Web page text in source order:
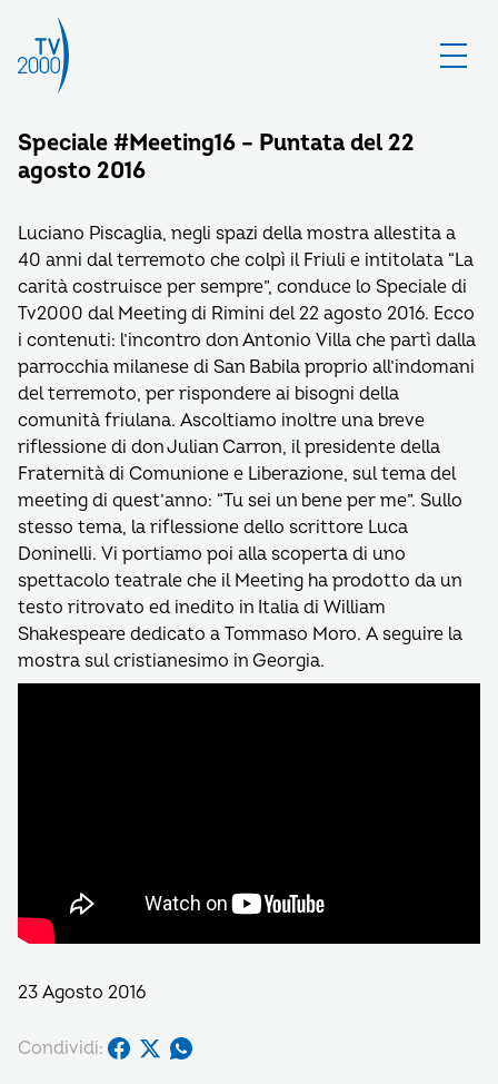
Speciale #Meeting16 – Puntata del 22
agosto 2016
Luciano Piscaglia, negli spazi della mostra allestita a
40 anni dal terremoto che colpì il Friuli e intitolata “La
carità costruisce per sempre”, conduce lo Speciale di
Tv2000 dal Meeting di Rimini del 22 agosto 2016. Ecco
i contenuti: l’incontro don Antonio Villa che partì dalla
parrocchia milanese di San Babila proprio all’indomani
del terremoto, per rispondere ai bisogni della
comunità friulana. Ascoltiamo inoltre una breve
riflessione di don Julian Carron, il presidente della
Fraternità di Comunione e Liberazione, sul tema del
meeting di quest’anno: “Tu sei un bene per me”. Sullo
stesso tema, la riflessione dello scrittore Luca
Doninelli. Vi portiamo poi alla scoperta di uno
spettacolo teatrale che il Meeting ha prodotto da un
testo ritrovato ed inedito in Italia di William
Shakespeare dedicato a Tommaso Moro. A seguire la
mostra sul cristianesimo in Georgia.
23 Agosto 2016
Condividi: